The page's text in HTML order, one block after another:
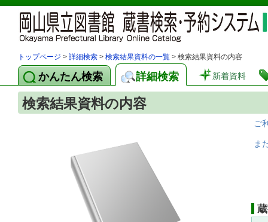
トップページ > 詳細検索 > 検索結果資料の一覧 > 検索結果資料の内容
かんたん検索 詳細検索 新着資料
検索結果資料の内容
ご
ま